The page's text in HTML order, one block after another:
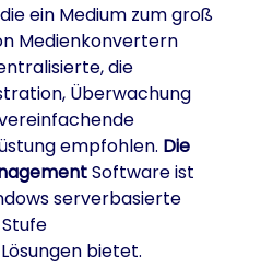
ein Medium zum groß
Medienkonvertern
die
Überwachung
empfohlen. Die
Software ist
serverbasierte
bietet.